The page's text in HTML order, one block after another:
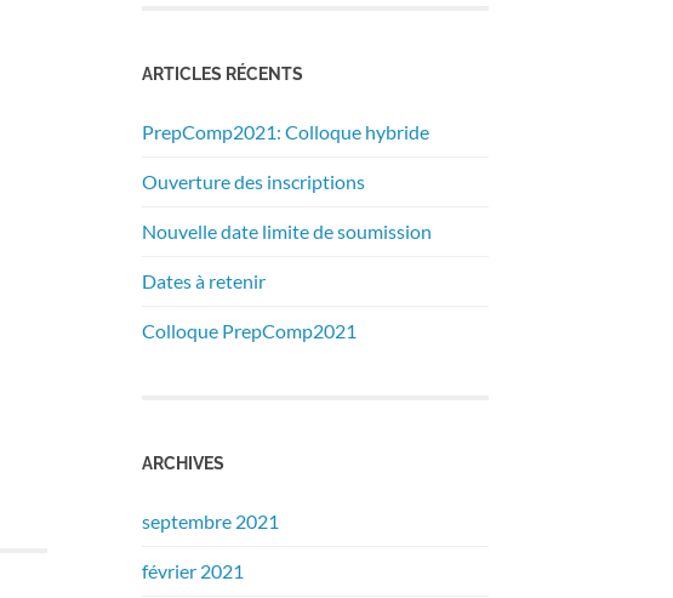
ARTICLES RÉCENTS
PrepComp2021: Colloque hybride
Ouverture des inscriptions
Nouvelle date limite de soumission
Dates à retenir
Colloque PrepComp2021
ARCHIVES
septembre 2021
février 2021